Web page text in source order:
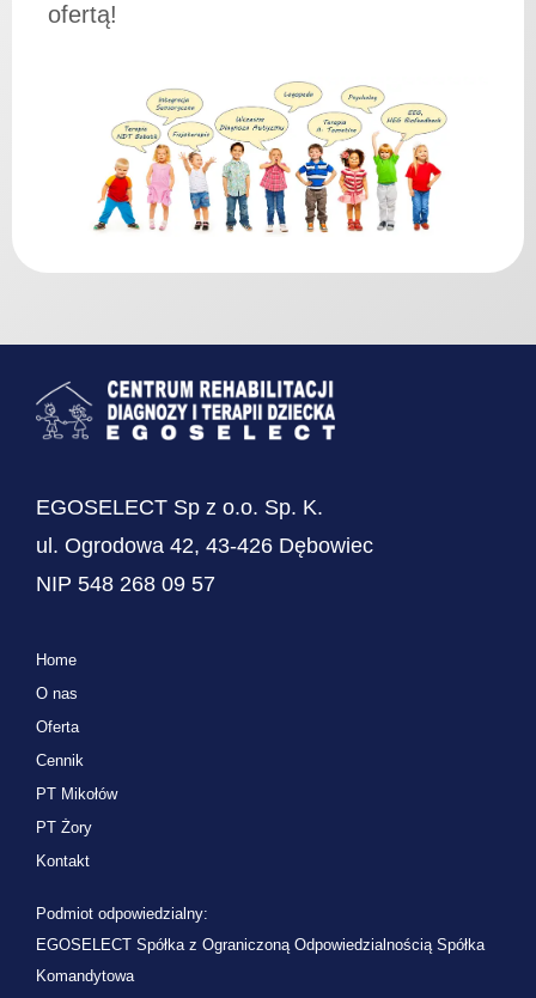
ofertą!
EGOSELECT Sp z o.o. Sp. K.
ul. Ogrodowa 42, 43-426 Dębowiec
NIP 548 268 09 57
Home
O nas
Oferta
Cennik
PT Mikołów
PT Żory
Kontakt
Podmiot odpowiedzialny:
EGOSELECT Spółka z Ograniczoną Odpowiedzialnością Spółka
Komandytowa